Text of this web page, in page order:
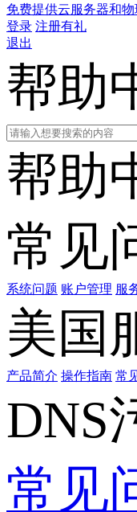
免费提供云服务器和
登录 注册有礼
退出
帮助
帮助
常见
系统问题 账户管理 服
美国
产品简介 操作指南 常
DNS
常见